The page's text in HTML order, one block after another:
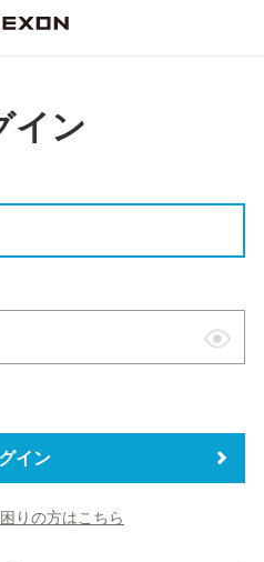
イン
表
替
イン
りの方はこちら